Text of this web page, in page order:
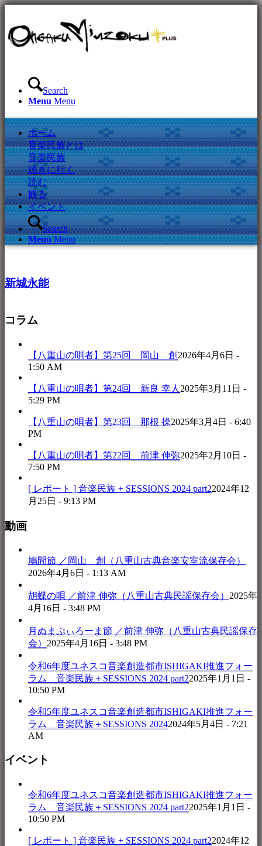
Search
Menu Menu
ホーム
音楽民族とは
音楽民族
聴きに行く
読む
観る
イベント
Search
Menu Menu
新城永能
コラム
【八重山の唄者】第25回 岡山 創 2026年4月6日 -
1:50 AM
【八重山の唄者】第24回 新良 幸人 2025年3月11日 -
5:29 PM
【八重山の唄者】第23回 那根 操2025年3月4日 - 6:40
PM
【八重山の唄者】第22回 前津 伸弥2025年2月10日 -
7:50 PM
[ レポート ] 音楽民族 + SESSIONS 2024 part22024年12
月25日 - 9:13 PM
動画
鳩間節 ／岡山 創（八重山古典音楽安室流保存会）
2026年4月6日 - 1:13 AM
胡蝶の唄 ／前津 伸弥（八重山古典民謡保存会） 2025年
4月16日 - 3:48 PM
月ぬまぷぃろーま節 ／前津 伸弥（八重山古典民謡保存
会） 2025年4月16日 - 3:48 PM
令和6年度ユネスコ音楽創造都市ISHIGAKI推進フォー
ラム 音楽民族＋SESSIONS 2024 part22025年1月1日 -
10:50 PM
令和5年度ユネスコ音楽創造都市ISHIGAKI推進フォー
ラム 音楽民族＋SESSIONS 20242024年5月4日 - 7:21
AM
イベント
令和6年度ユネスコ音楽創造都市ISHIGAKI推進フォー
ラム 音楽民族＋SESSIONS 2024 part22025年1月1日 -
10:50 PM
[ レポート ] 音楽民族 + SESSIONS 2024 part22024年12